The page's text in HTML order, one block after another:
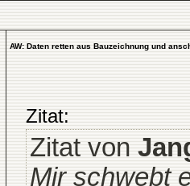
AW: Daten retten aus Bauzeichnung und
Zitat:
Zitat von
Mir schwebt